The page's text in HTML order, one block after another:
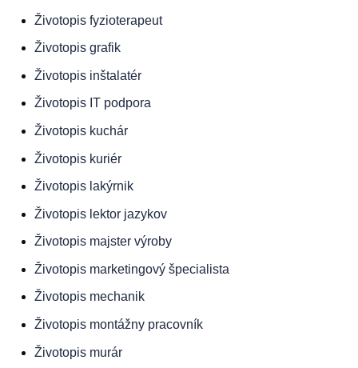
Životopisfyzioterapeut
Životopisgrafik
Životopis inštalatér
Životopis IT podpora
Životopis kuchár
Životopis kuriér
Životopis lakýrnik
Životopis lektor jazykov
Životopis majster výroby
Životopis marketingový špecialista
Životopis mechanik
Životopis montážny pracovník
Životopis murár